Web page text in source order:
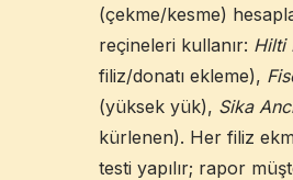
(çekme/kesme)
reçineleri kullanır: Hilti
filiz/donatı ekleme),
(yüksek yük), Sika
kürlenen). Her filiz
testi yapılır; rapor